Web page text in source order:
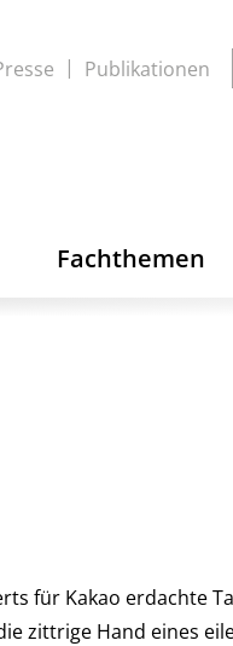
Publikationen
Fachthemen
für Kakao erdachte
zittrige Hand eines